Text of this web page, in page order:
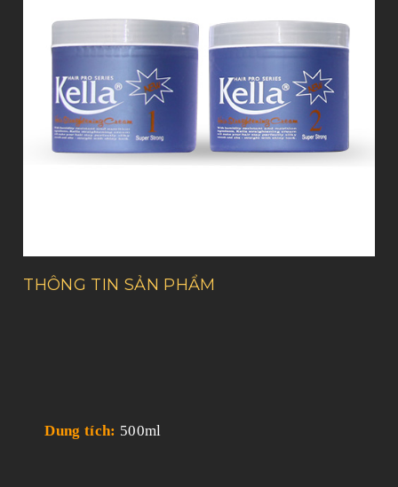
THÔNG TIN SẢN PHẨM
Dung tích: 500ml